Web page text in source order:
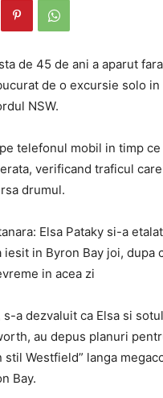
de 45 de ani a aparut
de o excursie solo in
NSW.
telefonul mobil in timp
verificand traficul
drumul.
Elsa Pataky si-a
iesit in Byron Bay joi, dupa
in acea zi
a dezvaluit ca Elsa si
au depus planuri
stil Westfield” langa
Bay.